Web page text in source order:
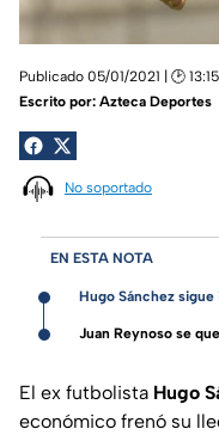
Publicado 05/01/2021 | 🕑 13:15
Escrito por: Azteca Deportes
No soportado
EN ESTA NOTA
Hugo Sánchez
Juan Reynoso se
El ex futbolista Hugo
económico frenó su